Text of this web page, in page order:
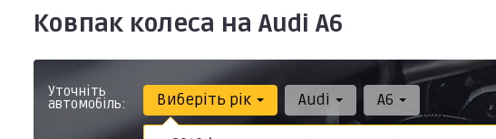
Ковпак колеса на Audi A6
Уточніть
автомобіль: Виберіть рік Audi A6